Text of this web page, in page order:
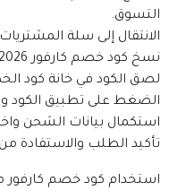
التسوق.
الانتقال إلى سلة
نسخ كود خصم كارفور 2026 من موقع كوبونيلا.
لصق الكود في خانة كود
الضغط على تطبيق الكود
استكمال بيانات الشحن
تأكيد الطلب والاستفادة
استخدام كود خصم كارفور